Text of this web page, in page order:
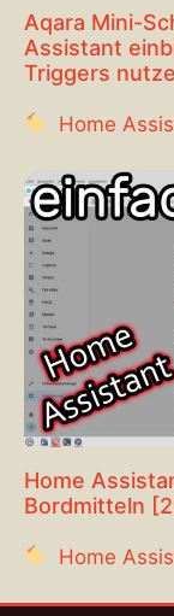
Aqara Mini-
Assistant
Triggers
Home
Home
Bordmitteln
Home